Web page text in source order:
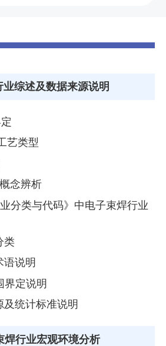
业综述及数据来源说明
艺类型
念辨析
分类与代码》中电子束焊行业
类
语说明
界定说明
及统计标准说明
焊行业宏观环境分析